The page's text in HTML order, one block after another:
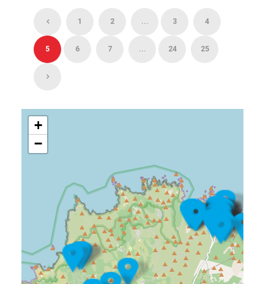
1 2 ... 3 4
5 6 7 ... 24 25
+
−